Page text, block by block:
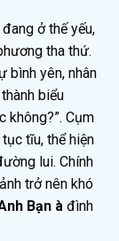
ở thế yếu,
tha thứ.
bình yên, nhân
biểu
không?”. Cụm
tĩu, thể hiện
lui. Chính
trở nên khó
Bạn à đình